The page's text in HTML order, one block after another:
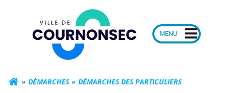
Mairie de
DÉMARCHES DÉMARCHES DES PARTICULIERS